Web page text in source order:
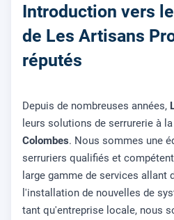
Introduction vers
de Les Artisans
réputés
Depuis de nombreuses années,
leurs solutions de serrurerie à
Colombes. Nous sommes une
serruriers qualifiés et
large gamme de services allant
l'installation de nouvelles de
tant qu'entreprise locale, nous